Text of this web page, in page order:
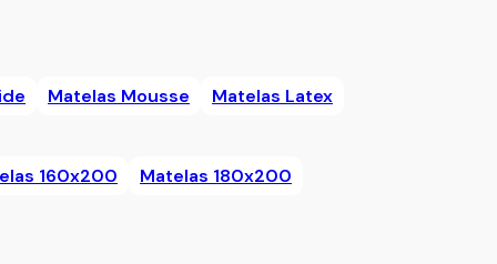
Matelas Mousse Matelas Latex
160x200 Matelas 180x200